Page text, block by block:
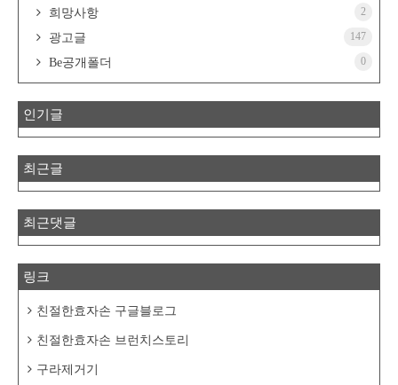
희망사항 2
광고글 147
Be공개폴더 0
인기글
최근글
최근댓글
링크
친절한효자손 구글블로그
친절한효자손 브런치스토리
구라제거기